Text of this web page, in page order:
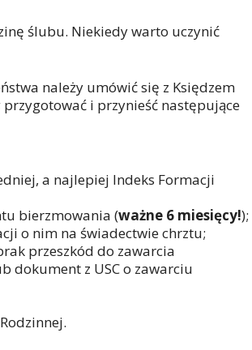
ślubu. Niekiedy warto uczynić
należy umówić się z Księdzem
i przynieść następujące
a najlepiej Indeks Formacji
bierzmowania (ważne 6 miesięcy!);
o nim na świadectwie chrztu;
przeszkód do zawarcia
dokument z USC o zawarciu